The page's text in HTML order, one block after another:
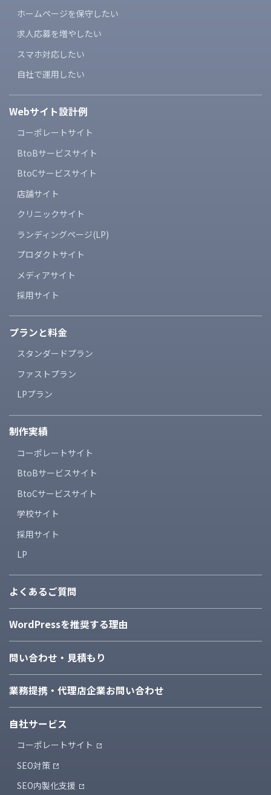
ホームページを保守したい
求人応募を増やしたい
スマホ対応したい
自社で運用したい
Webサイト設計例
コーポレートサイト
BtoBサービスサイト
BtoCサービスサイト
店舗サイト
クリニックサイト
ランディングページ(LP)
プロダクトサイト
メディアサイト
採用サイト
プランと料金
スタンダードプラン
ファストプラン
LPプラン
制作実績
コーポレートサイト
BtoBサービスサイト
BtoCサービスサイト
学校サイト
採用サイト
LP
よくあるご質問
WordPressを推奨する理由
問い合わせ・見積もり
業務提携・代理店企業お問い合わせ
自社サービス
コーポレートサイト
SEO対策
SEO内製化支援